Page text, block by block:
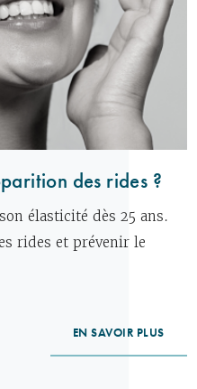
des rides ?
élasticité dès 25 ans.
rides et prévenir le
EN SAVOIR PLUS